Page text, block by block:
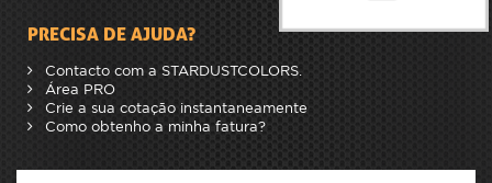
PRECISA DE AJUDA?
Contacto com a STARDUSTCOLORS.
Área PRO
Crie a sua cotação instantaneamente
Como obtenho a minha fatura?